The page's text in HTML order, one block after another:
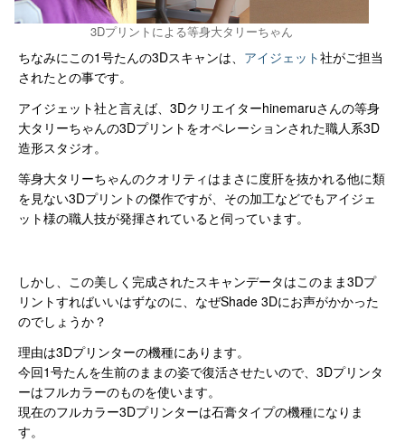
3Dプリントによる等身大タリーちゃん
ちなみにこの1号たんの3Dスキャンは、 アイジェット社がご担当
されたとの事です。
アイジェット社と言えば、3Dクリエイターhinemaruさんの等身
大タリーちゃんの3Dプリントをオペレーションされた職人系3D
造形スタジオ。
等身大タリーちゃんのクオリティはまさに度肝を抜かれる他に類
を見ない3Dプリントの傑作ですが、その加工などでもアイジェ
ット様の職人技が発揮されていると伺っています。
しかし、この美しく完成されたスキャンデータはこのまま3Dプ
リントすればいいはずなのに、なぜShade 3Dにお声がかかった
のでしょうか？
理由は3Dプリンターの機種にあります。
今回1号たんを生前のままの姿で復活させたいので、3Dプリンタ
ーはフルカラーのものを使います。
現在のフルカラー3Dプリンターは石膏タイプの機種になりま
す。